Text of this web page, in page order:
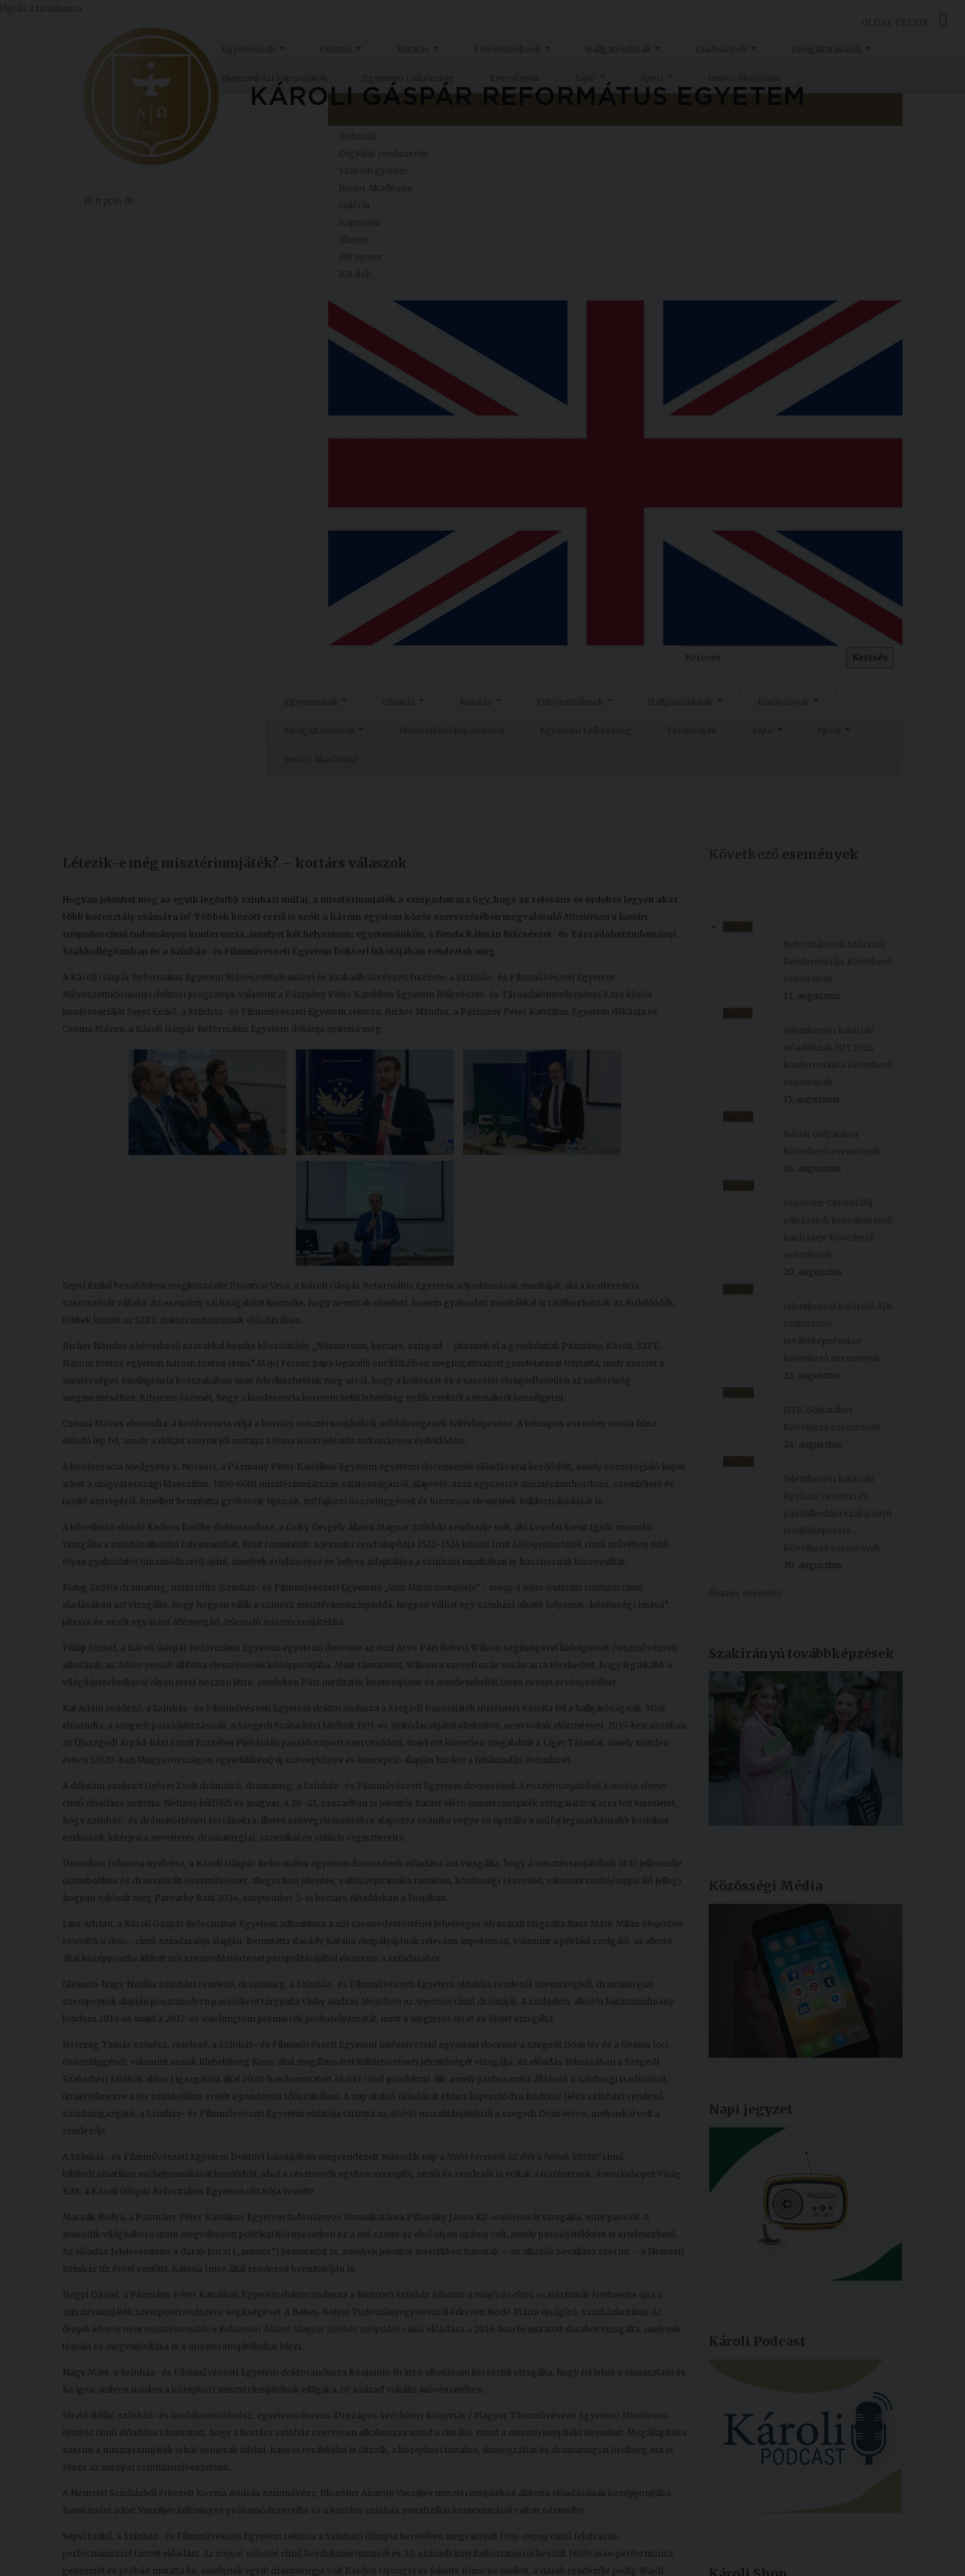
Ugrás a tartalomra
Egyetemünk Oktatás Kutatás Felvételizőknek Hallgatóinknak Kiadványok Szolgáltatásaink
Nemzetközi kapcsolatok Egyetemi Lelkészség Események Sajtó Sport Junior Akadémia
Webmail
Digitális rendszerek
Szabadegyetem
Junior Akadémia
Galéria
Kapcsolat
Alumni
HR nyomt
KH dok
Keresés
fb tt pt ln db
Egyetemünk Oktatás Kutatás Felvételizőknek Hallgatóinknak Kiadványok
Szolgáltatásaink Nemzetközi kapcsolatok Egyetemi Lelkészség Események Sajtó Sport
Junior Akadémia
Létezik-e még misztériumjáték? – kortárs válaszok
Hogyan jelenhet meg az egyik legősibb színházi műfaj, a misztériumjáték a színpadon ma úgy, hogy az releváns és érdekes legyen akár
több korosztály számára is? Többek között erről is szólt a három egyetem közös szervezésében megvalósuló Misztérium a kortárs
színpadon című tudományos konferencia, amelyet két helyszínen: egyetemünkön, a Benda Kálmán Bölcsészet- és Társadalomtudományi
Szakkollégiumban és a Színház- és Filmművészeti Egyetem Doktori Iskolájában rendeztek meg.
A Károli Gáspár Református Egyetem Művészettudományi és Szabadbölcsészeti Intézete, a Színház- és Filmművészeti Egyetem
Művészettudományi doktori programja, valamint a Pázmány Péter Katolikus Egyetem Bölcsészet- és Társadalomtudományi Kara közös
konferenciáját Sepsi Enikő, a Színház- és Filmművészeti Egyetem rektora, Birher Nándor, a Pázmány Péter Katolikus Egyetem dékánja és
Csoma Mózes, a Károli Gáspár Református Egyetem dékánja nyitotta meg.
Sepsi Enikő beszédében megköszönte Prontvai Vera, a Károli Gáspár Református Egyetem adjunktusának munkáját, aki a konferencia
szervezését vállalta. Az esemény sajátságaként kiemelte, hogy nemcsak elméleti, hanem gyakorlati munkákkal is találkozhatnak az érdeklődők,
többek között az SZFE doktoranduszainak előadásában.
Birher Nándor a következő szavakkal kezdte köszöntőjét: „Misztérium, kortárs, színpad – játszunk el a gondolattal: Pázmány, Károli, SZFE.
Három fontos egyetem három fontos téma.” Majd Ferenc pápa legújabb enciklikáiban megfogalmazott gondolatával folytatta, mely szerint a
mesterséges intelligencia korszakában nem feledkezhetünk meg arról, hogy a költészet és a szeretet elengedhetetlen az emberiség
megmentéséhez. Kifejezte örömét, hogy a konferencia keretein belül lehetőség nyílik ezekről a témákról beszélgetni.
Csoma Mózes elmondta: a konferencia célja a kortárs misztériumjátékok sokféleségének feltérképezése. A kétnapos esemény során húsz
előadó lép fel, amely a dékán szerint jól mutatja a téma iránti jelentős tudományos érdeklődést.
A konferencia Medgyesy S. Norbert, a Pázmány Péter Katolikus Egyetem egyetemi docensének előadásával kezdődött, amely összefoglaló képet
adott a magyarországi klasszikus, 1850 előtti misztériumjátszás sajátosságairól, alapvető, azaz egyszerre misztériumhordozó, szemléltető és
tanító szerepéről. Emellett bemutatta gyökereit, típusait, műfajközi összefüggéseit és bizonyos elemeinek folklorizálódását is.
A következő előadó Kedves Emőke doktorandusz, a Csiky Gergely Állami Magyar Színház rendezője volt, aki Loyolai Szent Ignác nyomán
vizsgálta a színházalkotási folyamatokat. Mint rámutatott: a jezsuita rend alapítója 1522–1524 között írott Lelkigyakorlatok című művében több
olyan gyakorlatot (imamódszert) ajánl, amelyek értelmezése és helyes adaptálása a színházi munkában is hasznosnak bizonyulhat.
Rideg Zsófia dramaturg, műfordító (Színház- és Filmművészeti Egyetem) „Szűz Mária zsonglőrje” - avagy a teljes önátadás színháza című
eladásában azt vizsgálta, hogy hogyan válik a színész misztériumszínpaddá, hogyan válhat egy színházi alkotó folyamat ,,közösségi imává”,
játszót és nézőt egyaránt átlényegítő, felemelő misztériumjátékká.
Fülöp József, a Károli Gáspár Református Egyetem egyetemi docense az észt Arvo Pärt Robert Wilson segítségével kidolgozott összművészeti
alkotását, az Ádám-passiót állította elemzésének középpontjába. Mint rámutatott, Wilson a szcenírozás során arra törekedett, hogy leginkább a
világítástechnikával olyan teret hozzon létre, amelyben Pärt meditatív, kontemplatív és mindenekelőtt lassú zenéje érvényesülhet.
Kaj Ádám rendező, a Színház- és Filmművészeti Egyetem doktorandusza a Szegedi Passiójáték történetét vázolta fel a hallgatóságnak. Mint
elmondta, a szegedi passiójátszásnak, a Szegedi Szabadtéri Játékok 1931-es nyitódarabjától eltekintve, nem voltak előzményei. 2015-ben azonban
az Újszegedi Árpád-házi Szent Erzsébet Plébánián passiócsoport szerveződött, majd ezt követően megalakult a Liget Társulat, amely minden
évben (2020-ban Magyarországon egyedüliként) új szövegkönyv és koncepció alapján hirdeti a feltámadás örömhírét.
A délutáni szekciót Győrei Zsolt drámaíró, dramaturg, a Színház- és Filmművészeti Egyetem docensének A misztériumjátékok komikus elemei
című előadása nyitotta. Néhány külföldi és magyar, a 20–21. században is jelentős hatást elérő misztériumjáték vizsgálatával arra tett kísérletet,
hogy színház- és drámatörténeti forrásokra, illetve szövegelemzésekre alapozva számba vegye és tipizálja a műfaj legmarkánsabb komikus
eszközeit, kitérjen a nevettetés dramaturgiai, szcenikai és stiláris regisztereire.
Domokos Johanna nyelvész, a Károli Gáspár Református egyetem docensének előadása azt vizsgálta, hogy a misztériumjátékok öt fő jellemzője
(szimbolikus és dramatizált összművészet, allegorikus jelentés, vallási/spirituális tartalom, közösségi részvétel, valamint tanító/inspiráló jelleg)
hogyan valósult meg Parvathy Baul 2024. szeptember 5-ei kortárs előadásban a Fonóban.
Lips Adrián, a Károli Gáspár Református Egyetem adjunktusa a női szenvedéstörténet lehetséges olvasatait tárgyalta Rusz Márk Milán Idegenben
keserűbb a sírás ... című színdarabja alapján. Bemutatta Karády Katalin életpályájának releváns aspektusait, valamint a például szolgáló, az alkotó
által középpontba állított női szenvedéstörténet perspektívájából elemezte a színdarabot.
Gleason-Nagy Natália színházi rendező, dramaturg, a Színház- és Filmművészeti Egyetem oktatója rendezői szemszögből, dramaturgiai
szempontok alapján posztmodern passióként tárgyalta Visky András Megöltem az Anyámat című drámáját. A szubjektív alkotói hatástanulmány
londoni 2013-as majd a 2017-es washingtoni premierek próbafolyamatát, mint a megtérés terét és idejét vizsgálta.
Herczeg Tamás színész, rendező, a Színház- és Filmművészeti Egyetem intézetvezető egyetemi docense a szegedi Dóm tér és a Genius loci
összefüggését, valamint annak Klebelsberg Kuno által megálmodott kultúrtörténeti jelentőségét vizsgálja. Az előadás fókuszában a Szegedi
Szabadtéri Játékok akkori igazgatója által 2020-ban bemutatott Akárki című produkció állt, amely párhuzamba állítható a salzburgi tradícióval,
újraértelmezve a tér szimbolikus erejét a pandémia időszakában. A nap utolsó előadását ehhez kapcsolódva Bodolay Géza színházi rendező,
színházigazgató, a Színház- és Filmművészeti Egyetem oktatója tartotta az Akárki moralitásjátékról a szegedi Dóm-téren, melynek ő volt a
rendezője.
A Színház- és Filmművészeti Egyetem Doktori Iskolájában megrendezett második nap a Miért keresitek az élőt a holtak között? című
bibliodramatikus műhelymunkával kezdődött, ahol a résztvevők egyben szereplői, nézői és rendezői is voltak a történetnek. A workshopot Virág
Edit, a Károli Gáspár Református Egyetem oktatója vezette.
Maczák Ibolya, a Pázmány Péter Katolikus Egyetem tudományos főmunkatársa Pilinszky János KZ-oratóriumát vizsgálta, mint passiót. A
második világháború utáni megváltozott politikai környezetben ez a mű szinte az első olyan dráma volt, amely passiójátékként is értelmezhető.
Az előadás felelevenítette a darab korai (,,amatőr”) bemutatóit is, amelyek jelentős mértékben hatottak – az alkotók bevallása szerint – a Nemzeti
Színház tíz évvel ezelőtti, Katona Imre által rendezett bemutatóján is.
Hegyi Dániel, a Pázmány Péter Katolikus Egyetem doktorandusza a Nemzeti Színház Johanna a máglyán című oratóriumát értelmezte újra a
misztériumjáték szempontrendszere segítségével. A Babeş-Bolyai Tudományegyetemről érkezett Bodó Márta újságíró, színházkritikus Az
Öregek könyve mint misztériumjáték a Kolozsvári Állami Magyar Színház színpadán című előadása a 2016-ban bemutatott darabot vizsgálta, melynek
témája és megvalósítása is a misztériumjátékokat idézi.
Nagy Máté, a Színház- és Filmművészeti Egyetem doktorandusza Benjamin Britten alkotásain keresztül vizsgálta, hogy fel lehet-e támasztani és
ha igen, milyen módon a középkori misztériumjátékok világát a 20. század vokális művészetében.
Sirató Ildikó színház- és irodalomtörténész, egyetemi docens (Országos Széchényi Könyvtár / Magyar Táncművészeti Egyetem) Misztérium-
história című előadása rámutatott, hogy a kortárs színház szervesen alkalmazza mind a rituális, mind a misztériumjátéki elemeket. Megállapítása
szerint a misztériumjáték tehát nemcsak túlélni, hanem továbbélni is látszik, a középkori tartalmi, ikonográfiai és dramaturgiai örökség ma is
része az európai színházművészetnek.
A Nemzeti Színházból érkezett Kozma András színművész, filozófus Anatolij Vasziljev misztériumjátékait állította előadásának középpontjába.
Betekintést adott Vasziljev különleges próbamódszereibe és a kortárs színház metafizikai kontextusáról vallott nézeteibe.
Sepsi Enikő, a Színház- és Filmművészeti Egyetem rektora a Színházi Olimpia keretében megvalósult Fény-anyag című felolvasás-
performanszról tartott előadást. Az angyal válaszol című kordokumentumról és 20. századi kinyilatkoztatásról készült felolvasás-performansz
genezisét és próbáit mutatta be, amelynek egyik dramaturgja volt Kardos Gyöngyi és Juliette Binoche mellett, a darab rendezője pedig Wajdi
Következő események
Reformátusok Szárszói
Konferenciája Következő
események
13, augusztus
Jelentkezési határidő
előadóknak HIT2026
konferenciára Következő
események
15, augusztus
Károli Gólyatábor
Következő események
16, augusztus
Innovatív Oktatói Díj
pályázatok benyújtásának
határideje Következő
események
20, augusztus
Jelentkezési határidő ÁJK
szakirányú
továbbképzésekre
Következő események
23, augusztus
HTK Gólyatábor
Következő események
24, augusztus
Jelentkezési határidő
Egyházi vezetési és
gazdálkodási szakirányú
továbbképzésre...
Következő események
30, augusztus
Összes esemény
Szakirányú továbbképzések
Közösségi Média
Napi jegyzet
Károli Podcast
OLDAL TETEJE